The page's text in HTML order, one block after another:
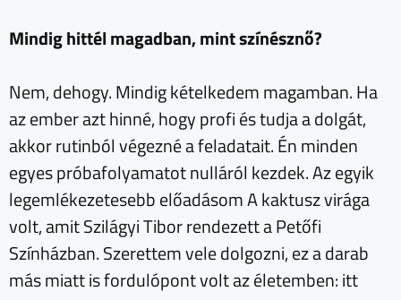
Mindig hittél magadban, mint színésznő?
Nem, dehogy. Mindig kételkedem magamban. Ha
az ember azt hinné, hogy profi és tudja a dolgát,
akkor rutinból végezné a feladatait. Én minden
egyes próbafolyamatot nulláról kezdek. Az egyik
legemlékezetesebb előadásom A kaktusz virága
volt, amit Szilágyi Tibor rendezett a Petőfi
Színházban. Szerettem vele dolgozni, ez a darab
más miatt is fordulópont volt az életemben: itt